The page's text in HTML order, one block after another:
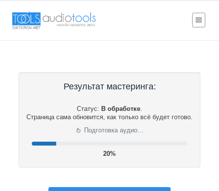
Результат мастеринга:
Статус: В обработке.
Страница сама обновится, как только всё будет готово.
⟳ Подготовка аудио…
20%